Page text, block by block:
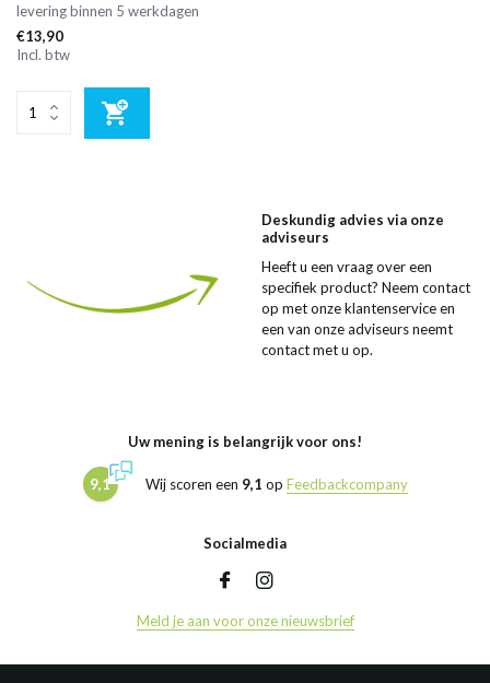
levering binnen 5 werkdagen
€13,90
Incl. btw
Deskundig advies via onze
adviseurs
Heeft u een vraag over een
specifiek product? Neem contact
op met onze klantenservice en
een van onze adviseurs neemt
contact met u op.
Uw mening is belangrijk voor ons!
9,1 Wij scoren een 9,1 op Feedbackcompany
Socialmedia
Meld je aan voor onze nieuwsbrief